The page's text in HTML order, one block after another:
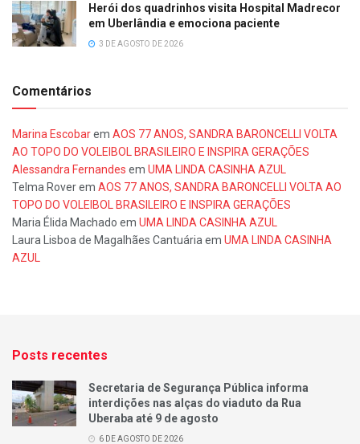
Herói dos quadrinhos visita Hospital Madrecor
em Uberlândia e emociona paciente
3 DE AGOSTO DE 2026
Comentários
Marina Escobarem AOS 77 ANOS, SANDRA BARONCELLI VOLTA
AO TOPO DO VOLEIBOL BRASILEIRO E INSPIRA GERAÇÕES
Alessandra Fernandes em UMA LINDA CASINHA AZUL
Telma Roverem AOS 77 ANOS, SANDRA BARONCELLI VOLTA AO
TOPO DO VOLEIBOL BRASILEIRO E INSPIRA GERAÇÕES
Maria Élida Machado em UMA LINDA CASINHA AZUL
Laura Lisboa de Magalhães Cantuária em UMA LINDA CASINHA
AZUL
Posts recentes
Secretaria de Segurança Pública informa
interdições nas alças do viaduto da Rua
Uberaba até 9 de agosto
6 DE AGOSTO DE 2026